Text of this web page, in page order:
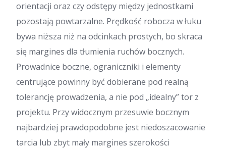
orientacji oraz czy odstępy między jednostkami
pozostają powtarzalne. Prędkość robocza w łuku
bywa niższa niż na odcinkach prostych, bo skraca
się margines dla tłumienia ruchów bocznych.
Prowadnice boczne, ograniczniki i elementy
centrujące powinny być dobierane pod realną
tolerancję prowadzenia, a nie pod „idealny” tor z
projektu. Przy widocznym przesuwie bocznym
najbardziej prawdopodobne jest niedoszacowanie
tarcia lub zbyt mały margines szerokości